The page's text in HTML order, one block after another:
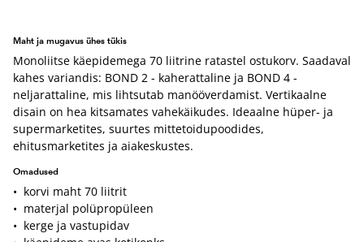
Maht ja mugavus ühes tükis
Monoliitse käepidemega 70 liitrine ratastel ostukorv. Saadaval
kahes variandis: BOND 2 - kaherattaline ja BOND 4 -
neljarattaline, mis lihtsutab manööverdamist. Vertikaalne
disain on hea kitsamates vahekäikudes. Ideaalne hüper- ja
supermarketites, suurtes mittetoidupoodides,
ehitusmarketites ja aiakeskustes.
Omadused
• korvi maht 70 liitrit
• materjal polüpropüleen
• kerge ja vastupidav